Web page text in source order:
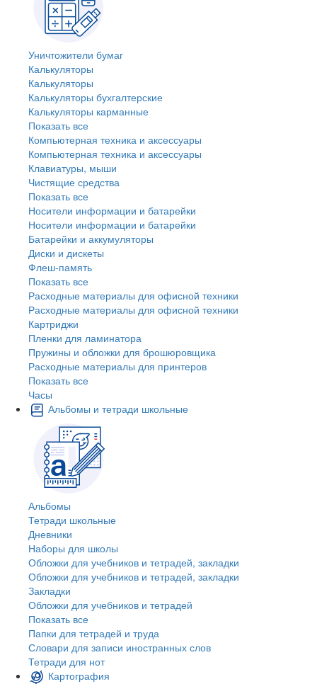
Уничтожители бумаг
Калькуляторы
Калькуляторы
Калькуляторы бухгалтерские
Калькуляторы карманные
Показать все
Компьютерная техника и аксессуары
Компьютерная техника и аксессуары
Клавиатуры, мыши
Чистящие средства
Показать все
Носители информации и батарейки
Носители информации и батарейки
Батарейки и аккумуляторы
Диски и дискеты
Флеш-память
Показать все
Расходные материалы для офисной техники
Расходные материалы для офисной техники
Картриджи
Пленки для ламинатора
Пружины и обложки для брошюровщика
Расходные материалы для принтеров
Показать все
Часы
Альбомы и тетради школьные
Альбомы
Тетради школьные
Дневники
Наборы для школы
Обложки для учебников и тетрадей, закладки
Обложки для учебников и тетрадей, закладки
Закладки
Обложки для учебников и тетрадей
Показать все
Папки для тетрадей и труда
Словари для записи иностранных слов
Тетради для нот
Картография